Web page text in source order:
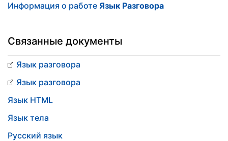
Информация о работе Язык Разговора
Связанные документы
Язык разговора
Язык разговора
Язык HTML
Язык тела
Русский язык